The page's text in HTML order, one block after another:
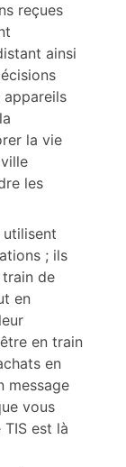
reçues
ainsi
la vie
les
utilisent
; ils
de
en
en train
en
message
vous
est là